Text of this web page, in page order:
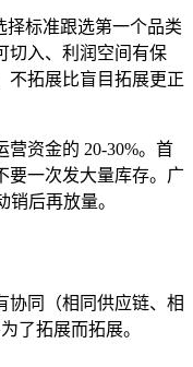
标准跟选第一个品类
入、利润空间有保
不拓展比盲目拓展更正
资金的 20-30%。首
要一次发大量库存。广
销后再放量。
协同（相同供应链、相
了拓展而拓展。